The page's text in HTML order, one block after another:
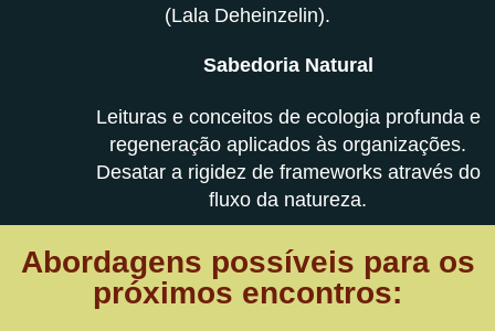
(Lala Deheinzelin).
Sabedoria Natural
Leituras e conceitos de ecologia profunda e
regeneração aplicados às organizações.
Desatar a rigidez de frameworks através do
fluxo da natureza.
Abordagens possíveis para os
próximos encontros: